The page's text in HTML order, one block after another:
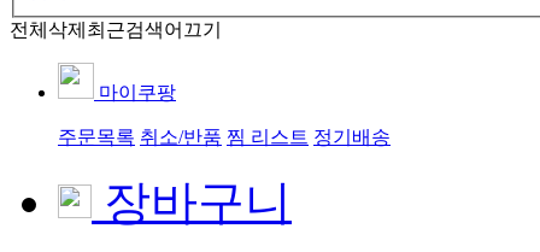
전체삭제 최근검색어끄기
마이쿠팡
주문목록 취소/반품 찜 리스트 정기배송
장바구니